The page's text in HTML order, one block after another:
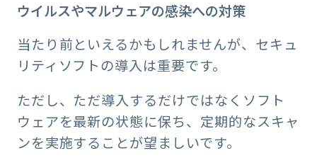
ウイルスやマルウェアの感染への対策
当たり前といえるかもしれませんが、セキュ
リティソフトの導入は重要です。
ただし、ただ導入するだけではなくソフト
ウェアを最新の状態に保ち、定期的なスキャ
ンを実施することが望ましいです。